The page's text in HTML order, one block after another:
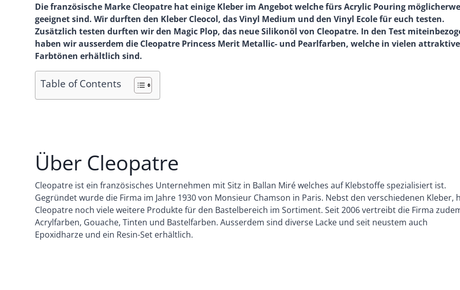
Die französische Marke Cleopatre hat einige Kleber im Angebot welche fürs Acrylic Pouring
geeignet sind. Wir durften den Kleber Cleocol, das Vinyl Medium und den Vinyl Ecole für euch testen.
Zusätzlich testen durften wir den Magic Plop, das neue Silikonöl von Cleopatre. In den Test
haben wir ausserdem die Cleopatre Princess Merit Metallic- und Pearlfarben, welche in vielen
Farbtönen erhältlich sind.
Table of Contents
Über Cleopatre
Cleopatre ist ein französisches Unternehmen mit Sitz in Ballan Miré welches auf Klebstoffe spezialisiert ist.
Gegründet wurde die Firma im Jahre 1930 von Monsieur Chamson in Paris. Nebst den verschiedenen Kleber,
Cleopatre noch viele weitere Produkte für den Bastelbereich im Sortiment. Seit 2006 vertreibt die Firma
Acrylfarben, Gouache, Tinten und Bastelfarben. Ausserdem sind diverse Lacke und seit neustem auch
Epoxidharze und ein Resin-Set erhältlich.